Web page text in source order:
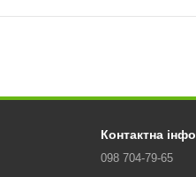
Контактна
098 704-79-65